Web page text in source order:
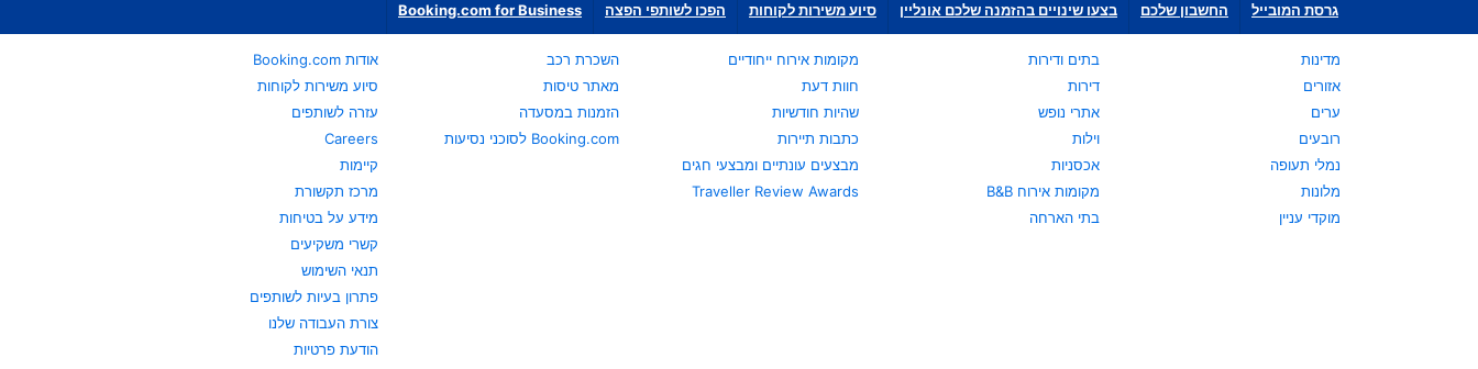
גרסת המובייל החשבון שלכם בצעו שינויים בהזמנה שלכם אונליין סיוע משירות לקוחות הפכו לשותפי הפצה Booking.com for Business
מדינות
אזורים
ערים
רובעים
נמלי תעופה
מלונות
מוקדי עניין
בתים ודירות
דירות
אתרי נופש
וילות
אכסניות
מקומות אירוח B&B
בתי הארחה
מקומות אירוח ייחודיים
חוות דעת
שהיות חודשיות
כתבות תיירות
מבצעים עונתיים ומבצעי חגים
Traveller Review Awards
השכרת רכב
מאתר טיסות
הזמנות במסעדה
Booking.com לסוכני נסיעות
אודות Booking.com
סיוע משירות לקוחות
עזרה לשותפים
Careers
קיימות
מרכז תקשורת
מידע על בטיחות
קשרי משקיעים
תנאי השימוש
פתרון בעיות לשותפים
צורת העבודה שלנו
הודעת פרטיות